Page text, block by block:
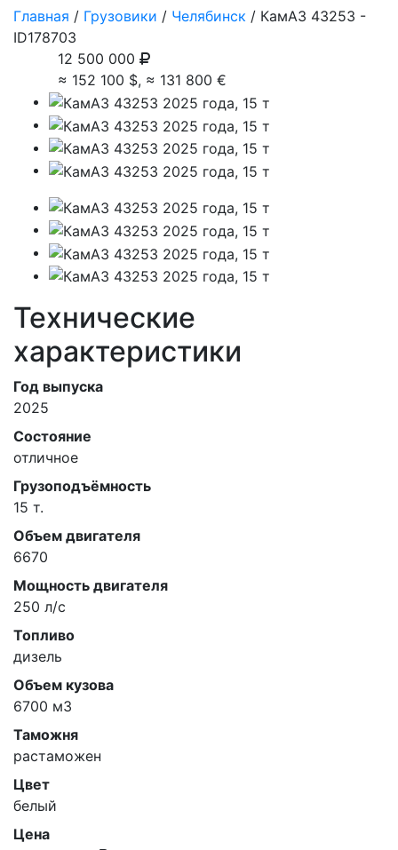
Главная / Грузовики / Челябинск / КамАЗ 43253 -
ID178703
12 500 000
≈ 152 100 $, ≈ 131 800 €
Технические
характеристики
Год выпуска
2025
Состояние
отличное
Грузоподъёмность
15 т.
Объем двигателя
6670
Мощность двигателя
250 л/c
Топливо
дизель
Объем кузова
6700 м3
Таможня
растаможен
Цвет
белый
Цена